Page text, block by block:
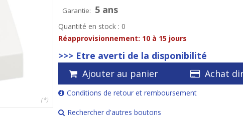
(*)
Garantie: 5 ans
Quantité en stock : 0
Réapprovisionnement: 10 à 15 jours
>>> Etre averti de la disponibilité
Ajouter au panier
Achat
Conditions de retour et remboursement
Rechercher d'autres boutons